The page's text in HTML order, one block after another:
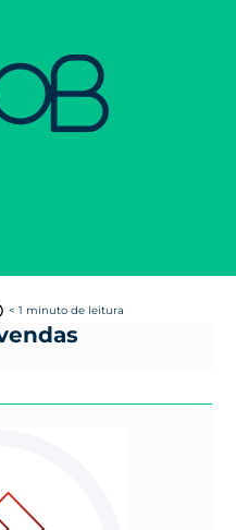
< 1 minuto de leitura